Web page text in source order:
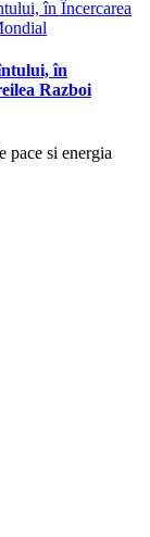
în
Razboi
pace si energia